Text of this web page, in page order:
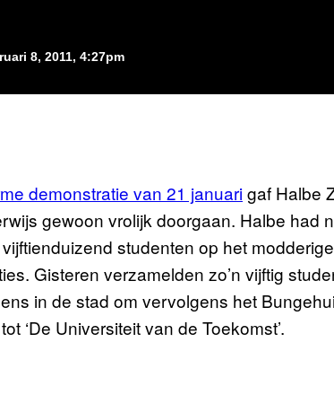
8, 2011, 4:27pm
demonstratie van 21 januarigaf Halbe
gewoon vrolijk doorgaan. Halbe had
studenten op het
Gisteren verzamelden zo’n vijftig
in de stad om vervolgens het
‘De Universiteit van de Toekomst’.